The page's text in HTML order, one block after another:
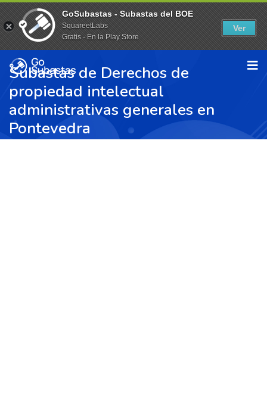
Subastas de Derechos de
propiedad intelectual
administrativas generales en
Pontevedra
GoSubastas - Subastas del BOE
SquareetLabs
Gratis - En la Play Store
Ver